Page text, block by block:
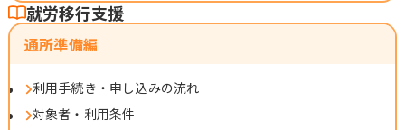
就労移行支援
通所準備編
利用手続き・申し込みの流れ
対象者・利用条件